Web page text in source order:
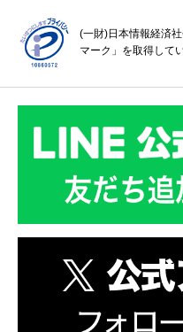
(一財)日本情報経済
マーク」を取得して